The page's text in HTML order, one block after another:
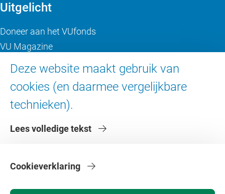
Deze website maakt gebruik van
cookies (en daarmee vergelijkbare
technieken).
Lees volledige tekst
Cookieverklaring
Uitgelicht
Doneer aan het VUfonds
VU Magazine
Over de VU
Contact en route
Faculteiten